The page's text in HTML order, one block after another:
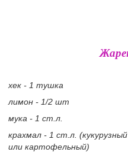
хек - 1 тушка
лимон - 1/2 шт
мука - 1 ст.л.
крахмал - 1 ст.л. (кукурузный
или картофельный)